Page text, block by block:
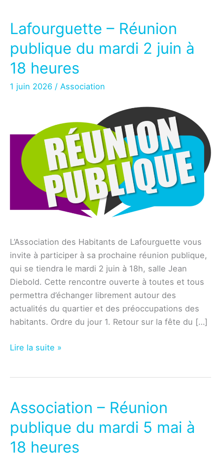
Lafourguette – Réunion
publique du mardi 2 juin à
18 heures
1 juin 2026 / Association
L’Association des Habitants de Lafourguette vous
invite à participer à sa prochaine réunion publique,
qui se tiendra le mardi 2 juin à 18h, salle Jean
Diebold. Cette rencontre ouverte à toutes et tous
permettra d’échanger librement autour des
actualités du quartier et des préoccupations des
habitants. Ordre du jour 1. Retour sur la fête du […]
Lafourguette
du
mardi
2
juin
à
Lire la suite »
Association – Réunion
publique du mardi 5 mai à
18 heures